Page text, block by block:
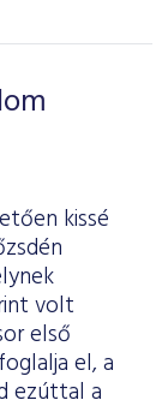
kissé
volt
első
el, a
ezúttal a